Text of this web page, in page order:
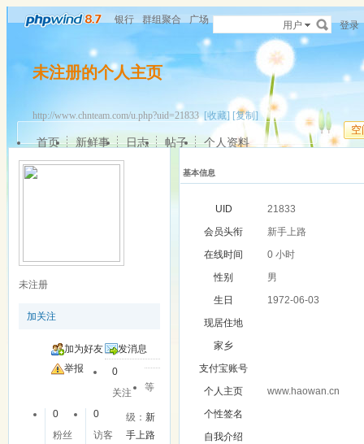
银行 群组聚合 广场 用户 登录
未注册的个人主页
http://www.chnteam.com/u.php?uid=21833[收藏] [复制]
空
首页 新鲜事 日志 帖子 个人资料
未注册
加关注
加为好友
发消息
举报
0
关注
0
粉丝
0
访客
等
级：新
手上路
基本信息
UID
21833
会员头衔
新手上路
在线时间
0 小时
性别
男
生日
1972-06-03
现居住地
家乡
支付宝账号
个人主页
www.haowan.cn
个性签名
自我介绍